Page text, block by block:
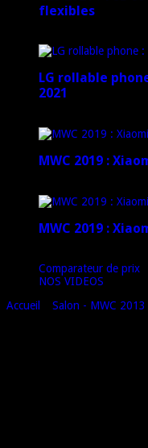
flexibles
LG rollable
2021
MWC 2019 :
MWC 2019 :
Comparateur de prix
NOS VIDEOS
Accueil
Salon - MWC 2013